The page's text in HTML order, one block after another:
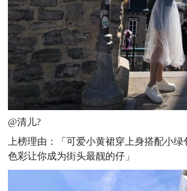
@清儿?
上榜理由 ：「可爱小黄裙穿上身搭配小
色彩让你成为街头最靓的仔 」